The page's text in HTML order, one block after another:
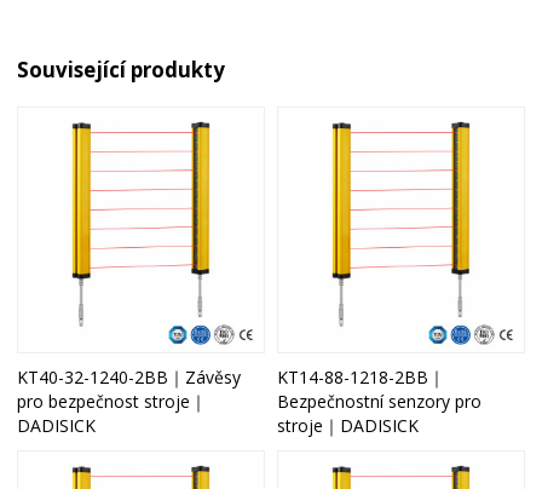
Související produkty
KT40-32-1240-2BB｜Závěsy
pro bezpečnost stroje｜
DADISICK
KT14-88-1218-2BB｜
Bezpečnostní senzory pro
stroje｜DADISICK